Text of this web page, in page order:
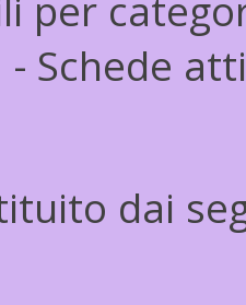
per
- Schede
dai